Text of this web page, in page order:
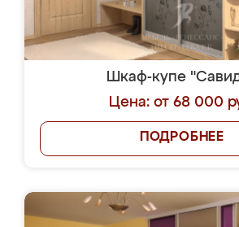
Шкаф-купе
Цена: от 68 000
ПОДРОБНЕЕ